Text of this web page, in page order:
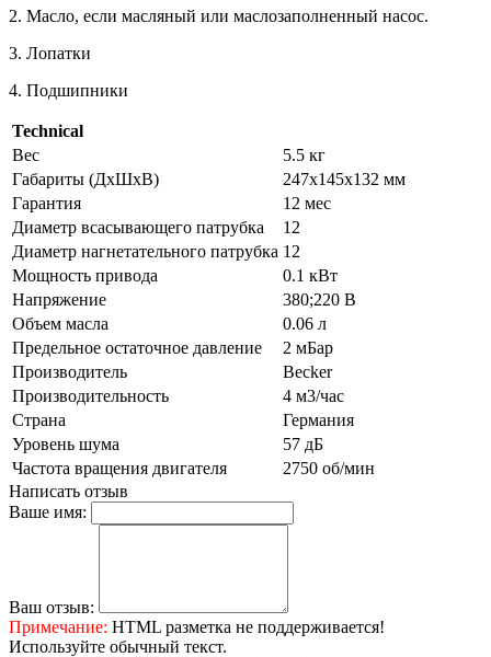
2. Масло, если масляный или маслозаполненный насос.
3. Лопатки
4. Подшипники
Technical
Вес
5.5 кг
Габариты (ДхШхВ)
247x145x132 мм
Гарантия
12 мес
Диаметр всасывающего патрубка
12
Диаметр нагнетательного патрубка 12
Мощность привода
0.1 кВт
Напряжение
380;220 В
Объем масла
0.06 л
Предельное остаточное давление
2 мБар
Производитель
Becker
Производительность
4 м3/час
Страна
Германия
Уровень шума
57 дБ
Частота вращения двигателя
2750 об/мин
Написать отзыв
Ваше имя:
Ваш отзыв:
Примечание: HTML разметка не поддерживается!
Используйте обычный текст.